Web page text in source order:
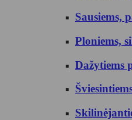
Sausiems,
Ploniems,
Dažytiems